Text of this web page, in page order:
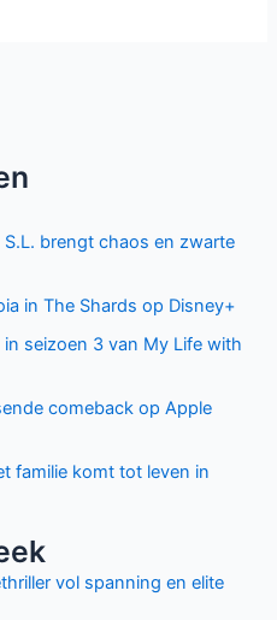
brengt chaos en zwarte
in The Shards op Disney+
seizoen 3 van My Life with
comeback op Apple
familie komt tot leven in
vol spanning en elite